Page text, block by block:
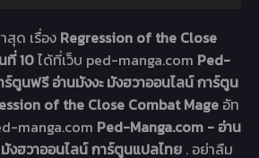
สุด เรื่อง Regression of the Close
ที่ 10ได้ที่เว็บ ped-manga.com Ped-
ตูนฟรี อ่านมังงะ มังฮวาออนไลน์ การ์ตูน
of the Close Combat Mage อัท
manga.com Ped-Manga.com - อ่าน
งฮวาออนไลน์ การ์ตูนแปลไทย . อย่าลืม